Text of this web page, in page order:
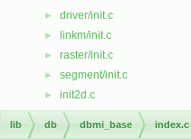
► driver/init.c
► linkm/init.c
► raster/init.c
► segment/init.c
► init2d.c
init_head.c
input2d.c
lib db dbmi_base index.c